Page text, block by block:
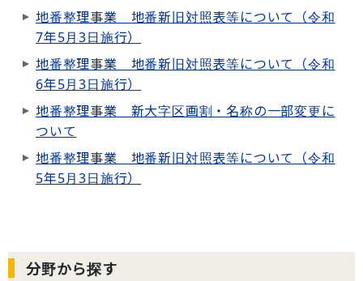
地番整理事業 地番新旧対照表等について（令和
7年5月3日施行）
地番整理事業 地番新旧対照表等について（令和
6年5月3日施行）
地番整理事業 新大字区画割・名称の一部変更に
ついて
地番整理事業 地番新旧対照表等について（令和
5年5月3日施行）
分野から探す